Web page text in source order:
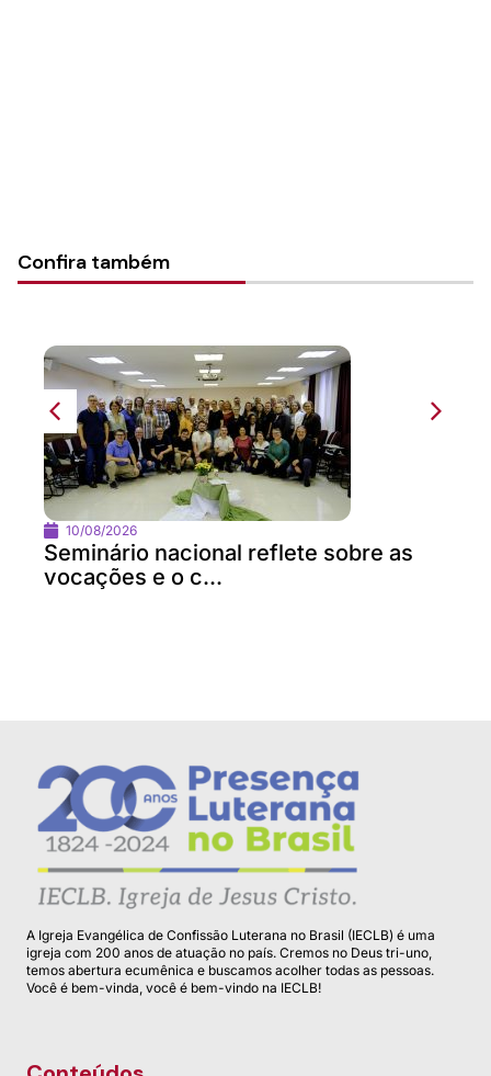
Confira também
10/08/2026
Seminário nacional reflete sobre as
vocações e o c...
A Igreja Evangélica de Confissão Luterana no Brasil (IECLB) é uma
igreja com 200 anos de atuação no país. Cremos no Deus tri-uno,
temos abertura ecumênica e buscamos acolher todas as pessoas.
Você é bem-vinda, você é bem-vindo na IECLB!